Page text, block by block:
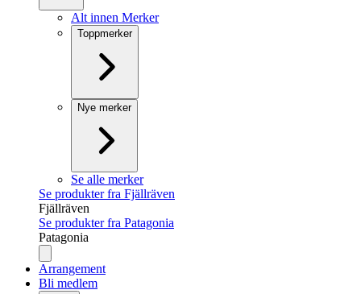
Alt innen Merker
Toppmerker
Nye merker
Se alle merker
Se produkter fra Fjällräven
Fjällräven
Se produkter fra Patagonia
Patagonia
Arrangement
Bli medlem